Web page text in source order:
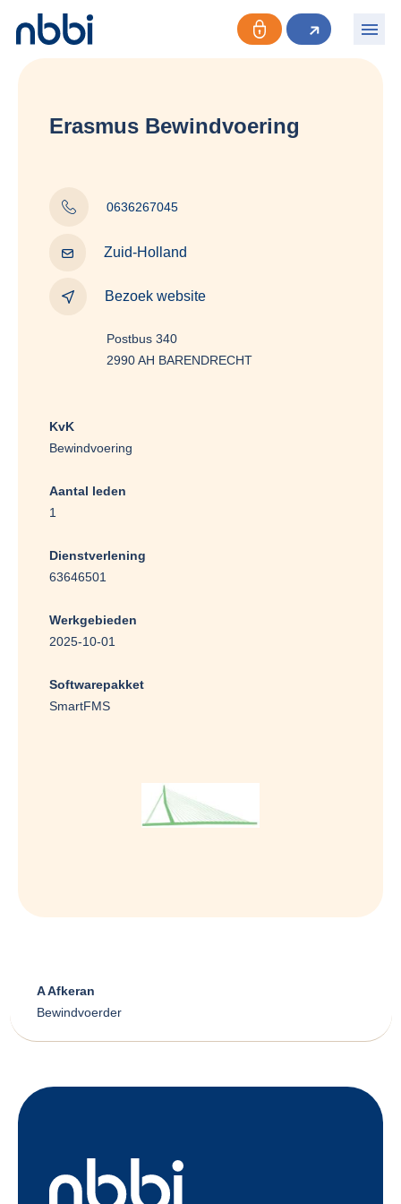
Erasmus Bewindvoering
0636267045
Zuid-Holland
Bezoek website
Postbus 340
2990 AH BARENDRECHT
KvK
Bewindvoering
Aantal leden
1
Dienstverlening
63646501
Werkgebieden
2025-10-01
Softwarepakket
SmartFMS
A Afkeran
Bewindvoerder